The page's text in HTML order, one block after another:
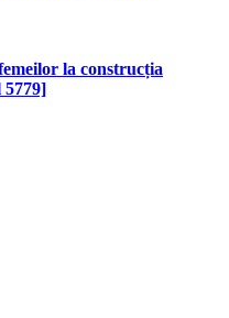
la construcția